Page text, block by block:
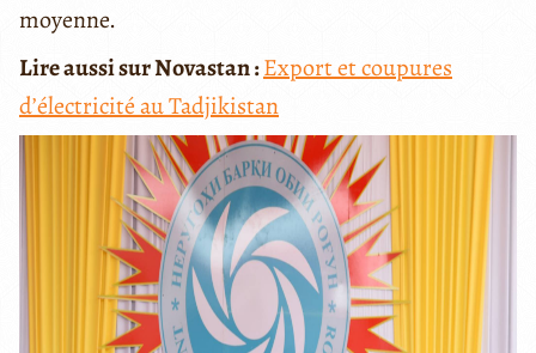
moyenne.
Lire aussi sur Novastan :Export et coupures
d’électricité au Tadjikistan